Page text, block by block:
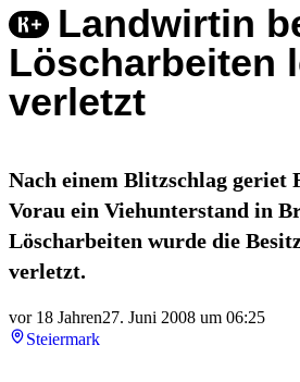
Landwirtin
Löscharbeiten
verletzt
Nach einem Blitzschlag geriet
Vorau ein Viehunterstand in
Löscharbeiten wurde die
verletzt.
vor 18 Jahren27. Juni 2008 um 06:25
Steiermark